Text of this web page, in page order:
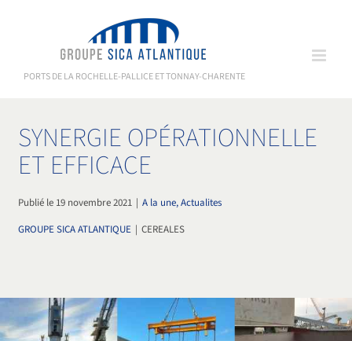
PORTS DE LA ROCHELLE-PALLICE ET TONNAY-CHARENTE
SYNERGIE OPÉRATIONNELLE
ET EFFICACE
Publié le 19 novembre 2021 | A la une, Actualites
GROUPE SICA ATLANTIQUE | CEREALES